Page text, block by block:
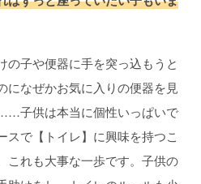
の子や便器に手を突っ込もうと
になぜかお気に入りの便器を見
子供は本当に個性いっぱいで
スで【トイレ】に興味を持つこ
これも大事な一歩です。子供の